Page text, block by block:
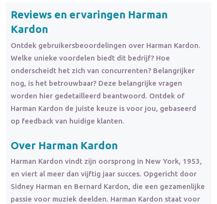
Reviews en ervaringen Harman
Kardon
Ontdek gebruikersbeoordelingen over Harman Kardon.
Welke unieke voordelen biedt dit bedrijf? Hoe
onderscheidt het zich van concurrenten? Belangrijker
nog, is het betrouwbaar? Deze belangrijke vragen
worden hier gedetailleerd beantwoord. Ontdek of
Harman Kardon de juiste keuze is voor jou, gebaseerd
op feedback van huidige klanten.
Over Harman Kardon
Harman Kardon vindt zijn oorsprong in New York, 1953,
en viert al meer dan vijftig jaar succes. Opgericht door
Sidney Harman en Bernard Kardon, die een gezamenlijke
passie voor muziek deelden. Harman Kardon staat voor